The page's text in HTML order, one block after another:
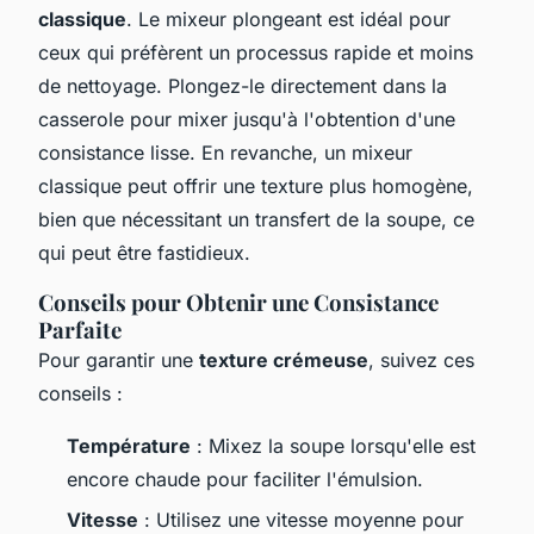
classique. Le mixeur plongeant est idéal pour
ceux qui préfèrent un processus rapide et moins
de nettoyage. Plongez-le directement dans la
casserole pour mixer jusqu'à l'obtention d'une
consistance lisse. En revanche, un mixeur
classique peut offrir une texture plus homogène,
bien que nécessitant un transfert de la soupe, ce
qui peut être fastidieux.
Conseils pour Obtenir une Consistance
Parfaite
Pour garantir une texture crémeuse, suivez ces
conseils :
Température : Mixez la soupe lorsqu'elle est
encore chaude pour faciliter l'émulsion.
Vitesse : Utilisez une vitesse moyenne pour